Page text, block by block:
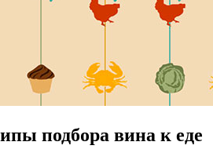
подбора вина к еде